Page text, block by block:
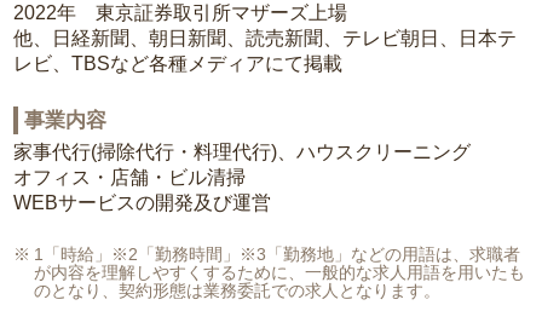
2022年 東京証券取引所マザーズ上場
他、日経新聞、朝日新聞、読売新聞、テレビ朝日、日本テ
レビ、TBSなど各種メディアにて掲載
事業内容
家事代行(掃除代行・料理代行)、ハウスクリーニング
オフィス・店舗・ビル清掃
WEBサービスの開発及び運営
1「時給」※2「勤務時間」※3「勤務地」などの用語は、求職者
が内容を理解しやすくするために、一般的な求人用語を用いたも
のとなり、契約形態は業務委託での求人となります。